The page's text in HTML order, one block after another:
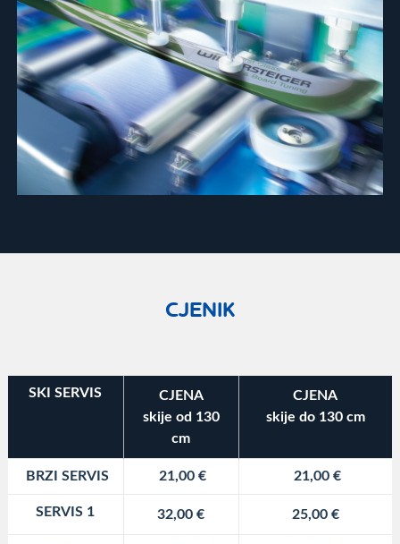
CJENIK
SKI SERVIS
CJENA
skije od 130
cm
CJENA
skije do 130 cm
BRZI SERVIS 21,00 € 21,00 €
SERVIS 1 32,00 € 25,00 €